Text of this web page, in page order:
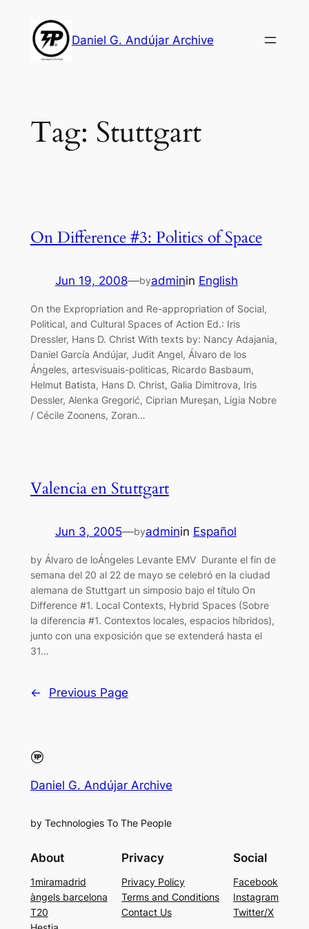
content
Daniel G. Andújar Archive
Tag: Stuttgart
On Difference #3: Politics of Space
Jun 19, 2008—byadminin English
On the Expropriation and Re-appropriation of Social,
Political, and Cultural Spaces of Action Ed.: Iris
Dressler, Hans D. Christ With texts by: Nancy Adajania,
Daniel García Andújar, Judit Angel, Álvaro de los
Ángeles, artesvisuais-politicas, Ricardo Basbaum,
Helmut Batista, Hans D. Christ, Galia Dimitrova, Iris
Dessler, Alenka Gregorić, Ciprian Mureșan, Ligia Nobre
/ Cécile Zoonens, Zoran…
Valencia en Stuttgart
Jun 3, 2005—byadminin Español
by Álvaro de loÁngeles Levante EMV Durante el fin de
semana del 20 al 22 de mayo se celebró en la ciudad
alemana de Stuttgart un simposio bajo el título On
Difference #1. Local Contexts, Hybrid Spaces (Sobre
la diferencia #1. Contextos locales, espacios híbridos),
junto con una exposición que se extenderá hasta el
31…
← Previous Page
Daniel G. Andújar Archive
by Technologies To The People
About
1miramadrid
àngels barcelona
T20
Privacy
Privacy Policy
Terms and Conditions
Contact Us
Social
Facebook
Instagram
Twitter/X